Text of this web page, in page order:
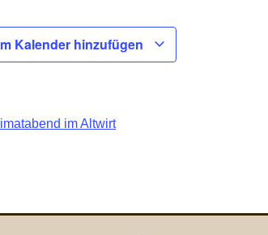
Kalender hinzufügen
im Altwirt